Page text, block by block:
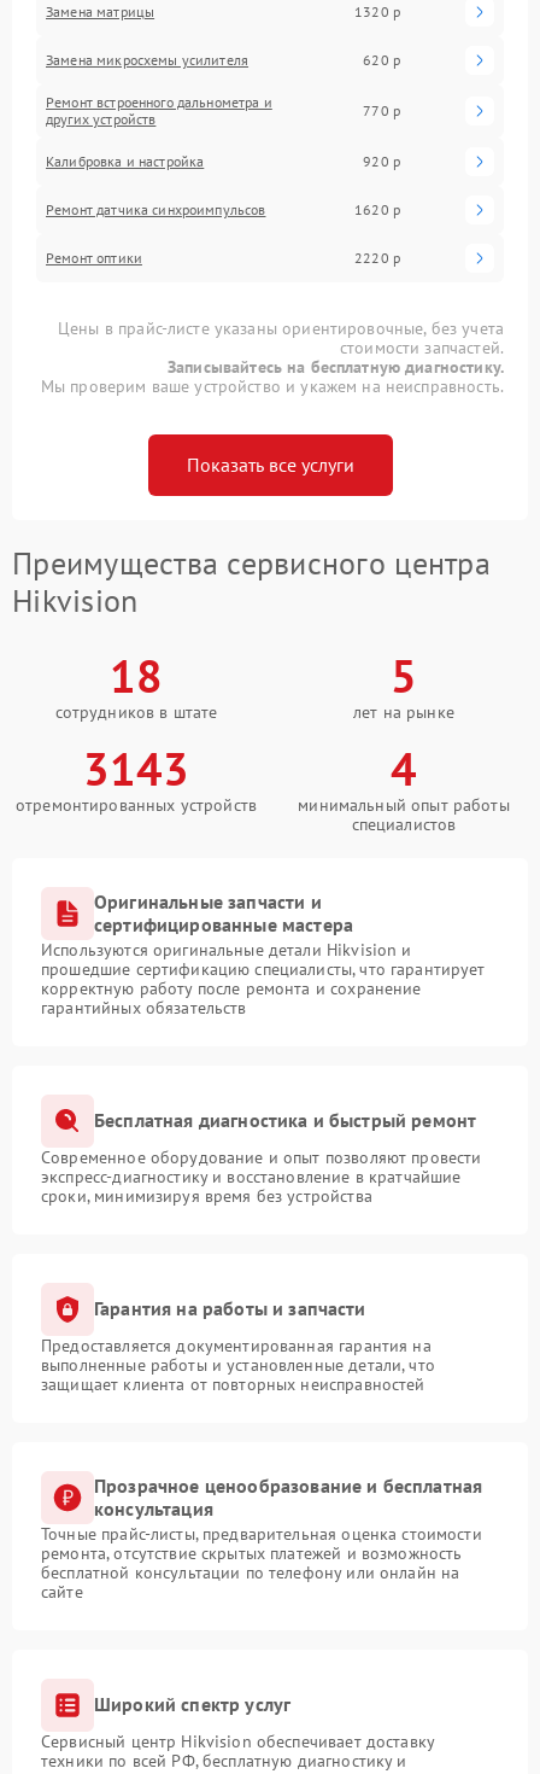
Замена матрицы 1320 р
Замена микросхемы усилителя 620 р
Ремонт встроенного дальнометра и
других устройств
770 р
Калибровка и настройка 920 р
Ремонт датчика синхроимпульсов 1620 р
Ремонт оптики 2220 р
Цены в прайс-листе указаны ориентировочные, без учета
стоимости запчастей.
Записывайтесь на бесплатную диагностику.
Мы проверим ваше устройство и укажем на неисправность.
Показать все услуги
Преимущества сервисного центра
Hikvision
18
сотрудников в штате
5
лет на рынке
3143
отремонтированных устройств
4
минимальный опыт работы
специалистов
Оригинальные запчасти и
сертифицированные мастера
Используются оригинальные детали Hikvision и
прошедшие сертификацию специалисты, что гарантирует
корректную работу после ремонта и сохранение
гарантийных обязательств
Бесплатная диагностика и быстрый ремонт
Современное оборудование и опыт позволяют провести
экспресс-диагностику и восстановление в кратчайшие
сроки, минимизируя время без устройства
Гарантия на работы и запчасти
Предоставляется документированная гарантия на
выполненные работы и установленные детали, что
защищает клиента от повторных неисправностей
Прозрачное ценообразование и бесплатная
консультация
Точные прайс-листы, предварительная оценка стоимости
ремонта, отсутствие скрытых платежей и возможность
бесплатной консультации по телефону или онлайн на
сайте
Широкий спектр услуг
Сервисный центр Hikvision обеспечивает доставку
техники по всей РФ, бесплатную диагностику и